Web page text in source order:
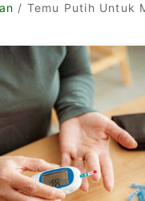
/ Temu Putih Untuk